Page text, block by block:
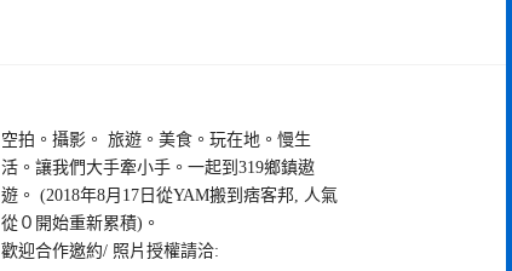
空拍。攝影。 旅遊。美食。玩在地。慢生
活。讓我們大手牽小手。一起到319鄉鎮遨
遊。 (2018年8月17日從YAM搬到痞客邦, 人氣
從０開始重新累積)。
歡迎合作邀約/ 照片授權請洽: